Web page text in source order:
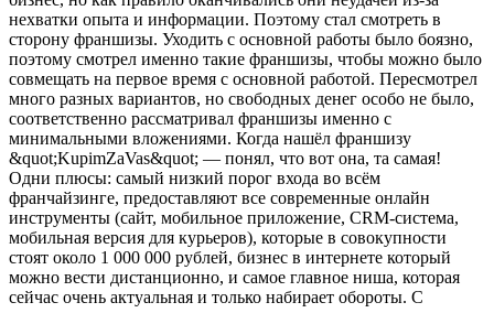
нехватки опыта и информации. Поэтому стал смотреть в
сторону франшизы. Уходить с основной работы было боязно,
поэтому смотрел именно такие франшизы, чтобы можно было
совмещать на первое время с основной работой. Пересмотрел
много разных вариантов, но свободных денег особо не было,
соответственно рассматривал франшизы именно с
минимальными вложениями. Когда нашёл франшизу
&quot;KupimZaVas&quot; — понял, что вот она, та самая!
Одни плюсы: самый низкий порог входа во всём
франчайзинге, предоставляют все современные онлайн
инструменты (сайт, мобильное приложение, CRM-система,
мобильная версия для курьеров), которые в совокупности
стоят около 1 000 000 рублей, бизнес в интернете который
можно вести дистанционно, и самое главное ниша, которая
сейчас очень актуальная и только набирает обороты. С